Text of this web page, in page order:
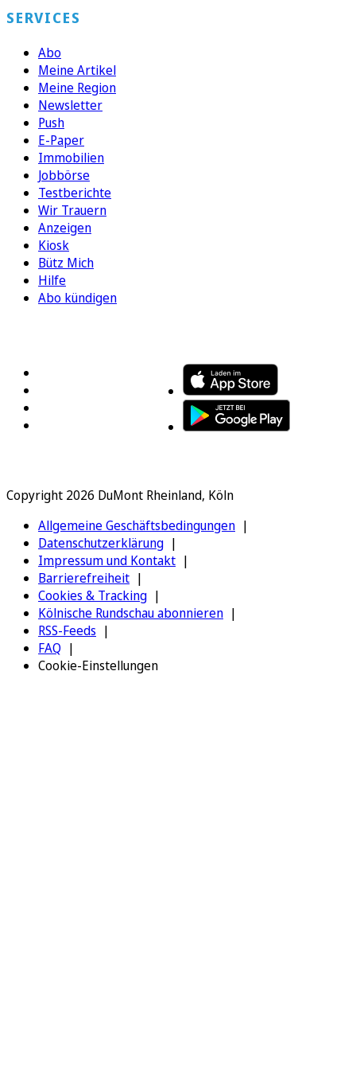
SERVICES
Abo
Meine Artikel
Meine Region
Newsletter
Push
E-Paper
Immobilien
Jobbörse
Testberichte
Wir Trauern
Anzeigen
Kiosk
Bütz Mich
Hilfe
Abo kündigen
Copyright 2026 DuMont Rheinland, Köln
Allgemeine Geschäftsbedingungen
Datenschutzerklärung
Impressum und Kontakt
Barrierefreiheit
Cookies & Tracking
Kölnische Rundschau abonnieren
RSS-Feeds
FAQ
Cookie-Einstellungen